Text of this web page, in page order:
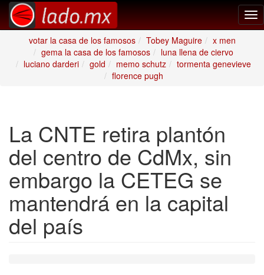
votar la casa de los famosos
Tobey Maguire
x men
gema la casa de los famosos
luna llena de ciervo
luciano darderi
gold memo schutz
tormenta genevieve
florence pugh
La CNTE retira plantón
del centro de CdMx, sin
embargo la CETEG se
mantendrá en la capital
del país